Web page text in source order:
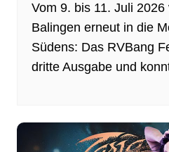
Vom 9. bis 11. Juli
Balingen erneut in die
Südens: Das RVBang
dritte Ausgabe und